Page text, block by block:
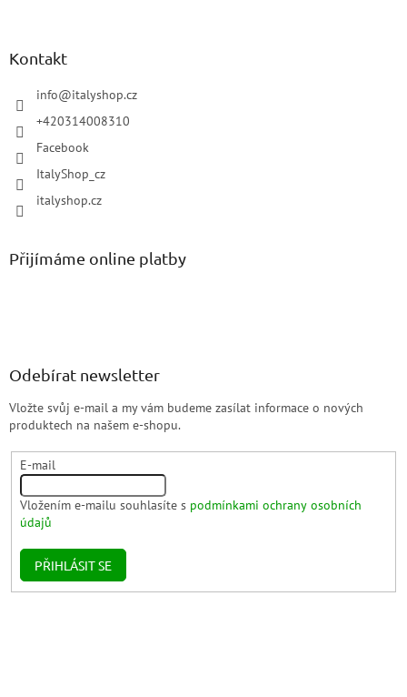
Kontakt
info@italyshop.cz
+420314008310
Facebook
ItalyShop_cz
italyshop.cz
Přijímáme online platby
Odebírat newsletter
Vložte svůj e-mail a my vám budeme zasílat informace o nových
produktech na našem e-shopu.
E-mail
Vložením e-mailu souhlasíte s podmínkami ochrany osobních
údajů
PŘIHLÁSIT SE